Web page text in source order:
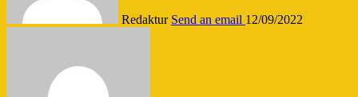
Redaktur Send an email 12/09/2022